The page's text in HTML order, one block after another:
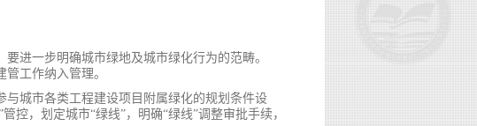
进一步明确城市绿地及城市绿化行为的范畴。
工作纳入管理。
城市各类工程建设项目附属绿化的规划条件设
控，划定城市“绿线”，明确“绿线”调整审批手续，